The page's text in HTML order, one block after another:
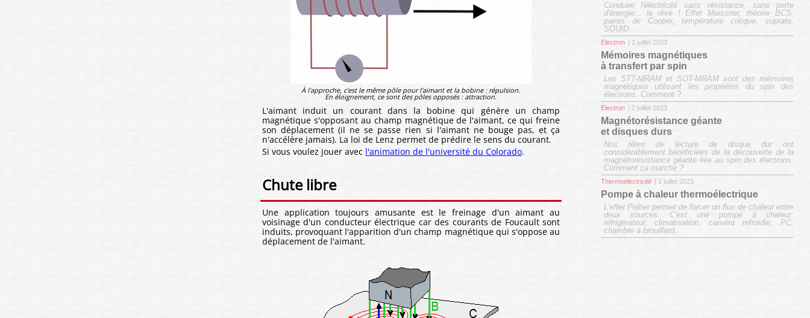
Conduire l'électricité sans résistance, sans perte
d'énergie... le rêve ! Effet Meissner, théorie BCS,
paires de Cooper, température critique, cuprate,
SQUID...
Electron | 2 juillet 2023
Mémoires magnétiques
à transfert par spin
Les STT-MRAM et SOT-MRAM sont des mémoires
magnétiques utilisant les propriétés du spin des
électrons. Comment ?
Electron | 2 juillet 2023
Magnétorésistance géante
et disques durs
Nos têtes de lecture de disque dur ont
considérablement bénéficiées de la découverte de la
magnétorésistance géante liée au spin des électrons.
Comment ça marche ?
Thermoélectricité | 1 juillet 2023
Pompe à chaleur thermoélectrique
L'effet Peltier permet de forcer un flux de chaleur entre
deux sources. C'est une pompe à chaleur:
réfrigérateur, climatisation, caméra refroidie, PC,
chambre à brouillard...
À l'approche, c'est le même pôle pour l'aimant et la bobine : répulsion.
En éloignement, ce sont des pôles opposés : attraction.
L'aimant induit un courant dans la bobine qui génère un champ
magnétique s'opposant au champ magnétique de l'aimant, ce qui freine
son déplacement (il ne se passe rien si l'aimant ne bouge pas, et ça
n'accélère jamais). La loi de Lenz permet de prédire le sens du courant.
Si vous voulez jouer avec l'animation de l'université du Colorado.
Chute libre
Une application toujours amusante est le freinage d'un aimant au
voisinage d'un conducteur électrique car des courants de Foucault sont
induits, provoquant l'apparition d'un champ magnétique qui s'oppose au
déplacement de l'aimant.